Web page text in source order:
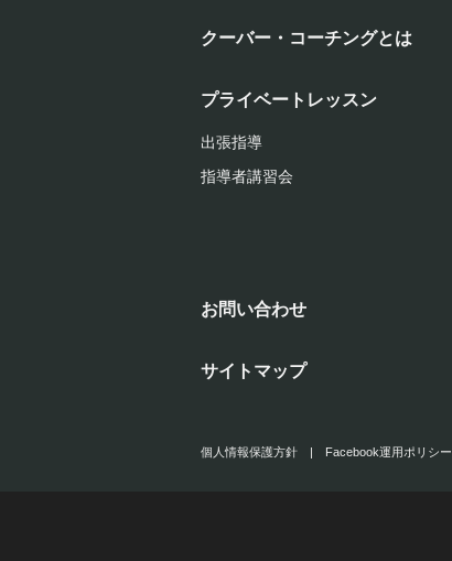
クーバー・コーチングとは
プライベートレッスン
出張指導
指導者講習会
お問い合わせ
サイトマップ
個人情報保護方針 | Facebook運用ポリシー